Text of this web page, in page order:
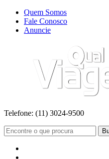
Quem Somos
Fale Conosco
Anuncie
Telefone: (11) 3024-9500